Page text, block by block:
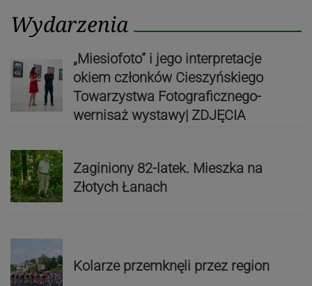
Wydarzenia
„Miesiofoto” i jego interpretacje
okiem członków Cieszyńskiego
Towarzystwa Fotograficznego-
wernisaż wystawy| ZDJĘCIA
Zaginiony 82-latek. Mieszka na
Złotych Łanach
Kolarze przemknęli przez region